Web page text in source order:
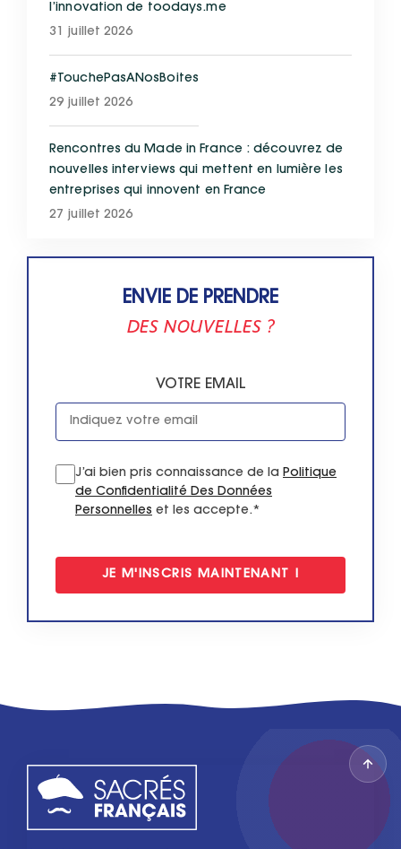
l’innovation de toodays.me
31 juillet 2026
#TouchePasANosBoites
29 juillet 2026
Rencontres du Made in France : découvrez de
nouvelles interviews qui mettent en lumière les
entreprises qui innovent en France
27 juillet 2026
ENVIE DE PRENDRE
DES NOUVELLES ?
VOTRE EMAIL
J’ai bien pris connaissance de la Politique
de Confidentialité Des Données
Personnelles et les accepte.*